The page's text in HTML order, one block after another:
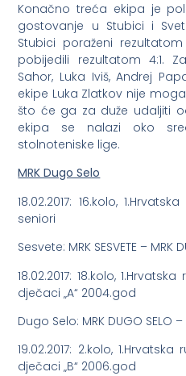
Konačno treća ekipa je
gostovanje u Stubici i
Stubici poraženi
pobijedili rezultatom 4:1.
Sahor, Luka Iviš, Andrej
ekipe Luka Zlatkov nije
što će ga za duže udaljiti
ekipa se nalazi oko
stolnoteniske lige.
MRK Dugo Selo
18.02.2017: 16.kolo,
seniori
Sesvete: MRK SESVETE – MRK
18.02.2017: 18.kolo,
dječaci „A“ 2004.god
Dugo Selo: MRK DUGO SELO –
19.02.2017: 2.kolo, 1.Hrvatska
dječaci „B“ 2006.god